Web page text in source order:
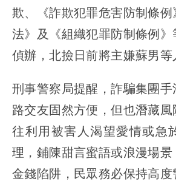
欺、《詐欺犯罪危害防制條
法》及《組織犯罪防制條例
偵辦，北撿日前將主嫌蘇男等
刑事警察局提醒，詐騙集團
路交友固然方便，但也潛藏
往利用被害人渴望愛情或急
理，鋪陳甜言蜜語或浪漫場
金錢陷阱，民眾務必保持高